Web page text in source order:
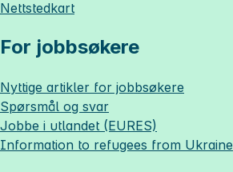
Nettstedkart
For jobbsøkere
Nyttige artikler for jobbsøkere
Spørsmål og svar
Jobbe i utlandet (EURES)
Information to refugees from Ukraine